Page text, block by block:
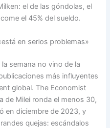
el de las góndolas, el
el 45% del sueldo.
en serios problemas»
semana no vino de la
más influyentes
global. The Economist
de Milei ronda el menos 30,
en diciembre de 2023, y
quejas: escándalos